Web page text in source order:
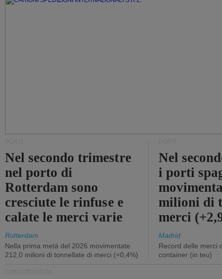
Nel secondo trimestre
nel porto di
Rotterdam sono
cresciute le rinfuse e
calate le merci varie
Rotterdam
Nella prima metà del 2026 movimentate
212,0 milioni di tonnellate di merci (+0,4%)
Nel
i porti
milioni di
merci
Madrid
Record delle merci
container (in teu)